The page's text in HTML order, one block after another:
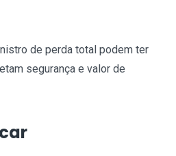
de perda total podem ter
segurança e valor de